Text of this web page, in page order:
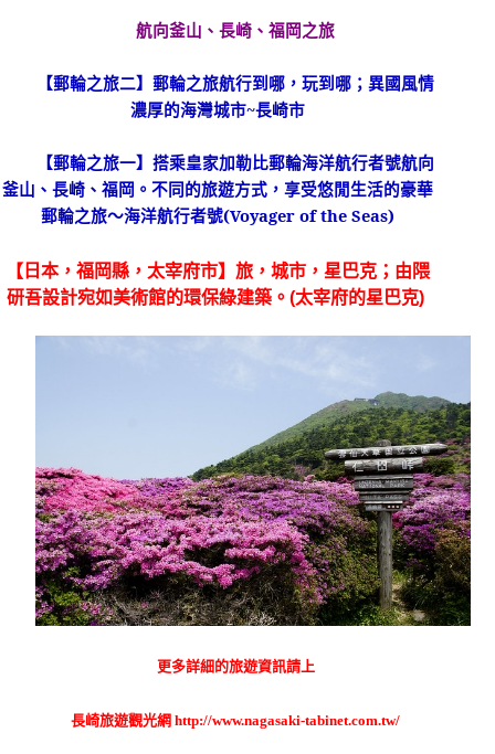
航向釜山、長崎、福岡之旅
【郵輪之旅二】郵輪之旅航行到哪，玩到哪；異國風情
濃厚的海灣城市~長崎市
【郵輪之旅一】搭乘皇家加勒比郵輪海洋航行者號航向
釜山、長崎、福岡。不同的旅遊方式，享受悠閒生活的豪華
郵輪之旅〜海洋航行者號(Voyager of the Seas)
【日本，福岡縣，太宰府市】旅，城市，星巴克；由隈
研吾設計宛如美術館的環保綠建築。(太宰府的星巴克)
更多詳細的旅遊資訊請上
長崎旅遊觀光網 http://www.nagasaki-tabinet.com.tw/